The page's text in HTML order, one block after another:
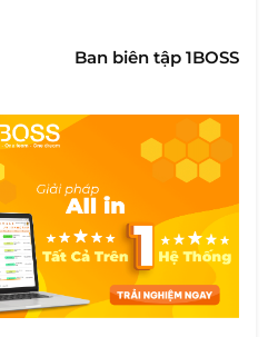
Ban biên tập 1BOSS